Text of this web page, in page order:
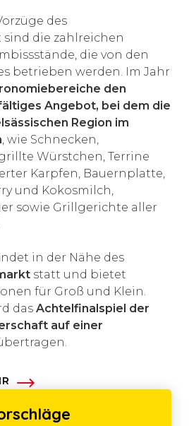
des
sind die zahlreichen
die von den
betrieben werden. Im Jahr
den
Angebot, bei dem die
Region im
, wie Schnecken,
Würstchen, Terrine
Karpfen, Bauernplatte,
und Kokosmilch,
sowie Grillgerichte aller
in der Nähe des
statt und bietet
für Groß und Klein.
das Achtelfinalspiel der
auf einer